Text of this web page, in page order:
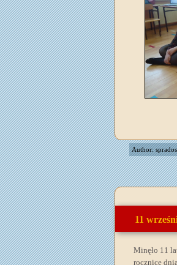
Author:
11
Minęło 11
rocznicę